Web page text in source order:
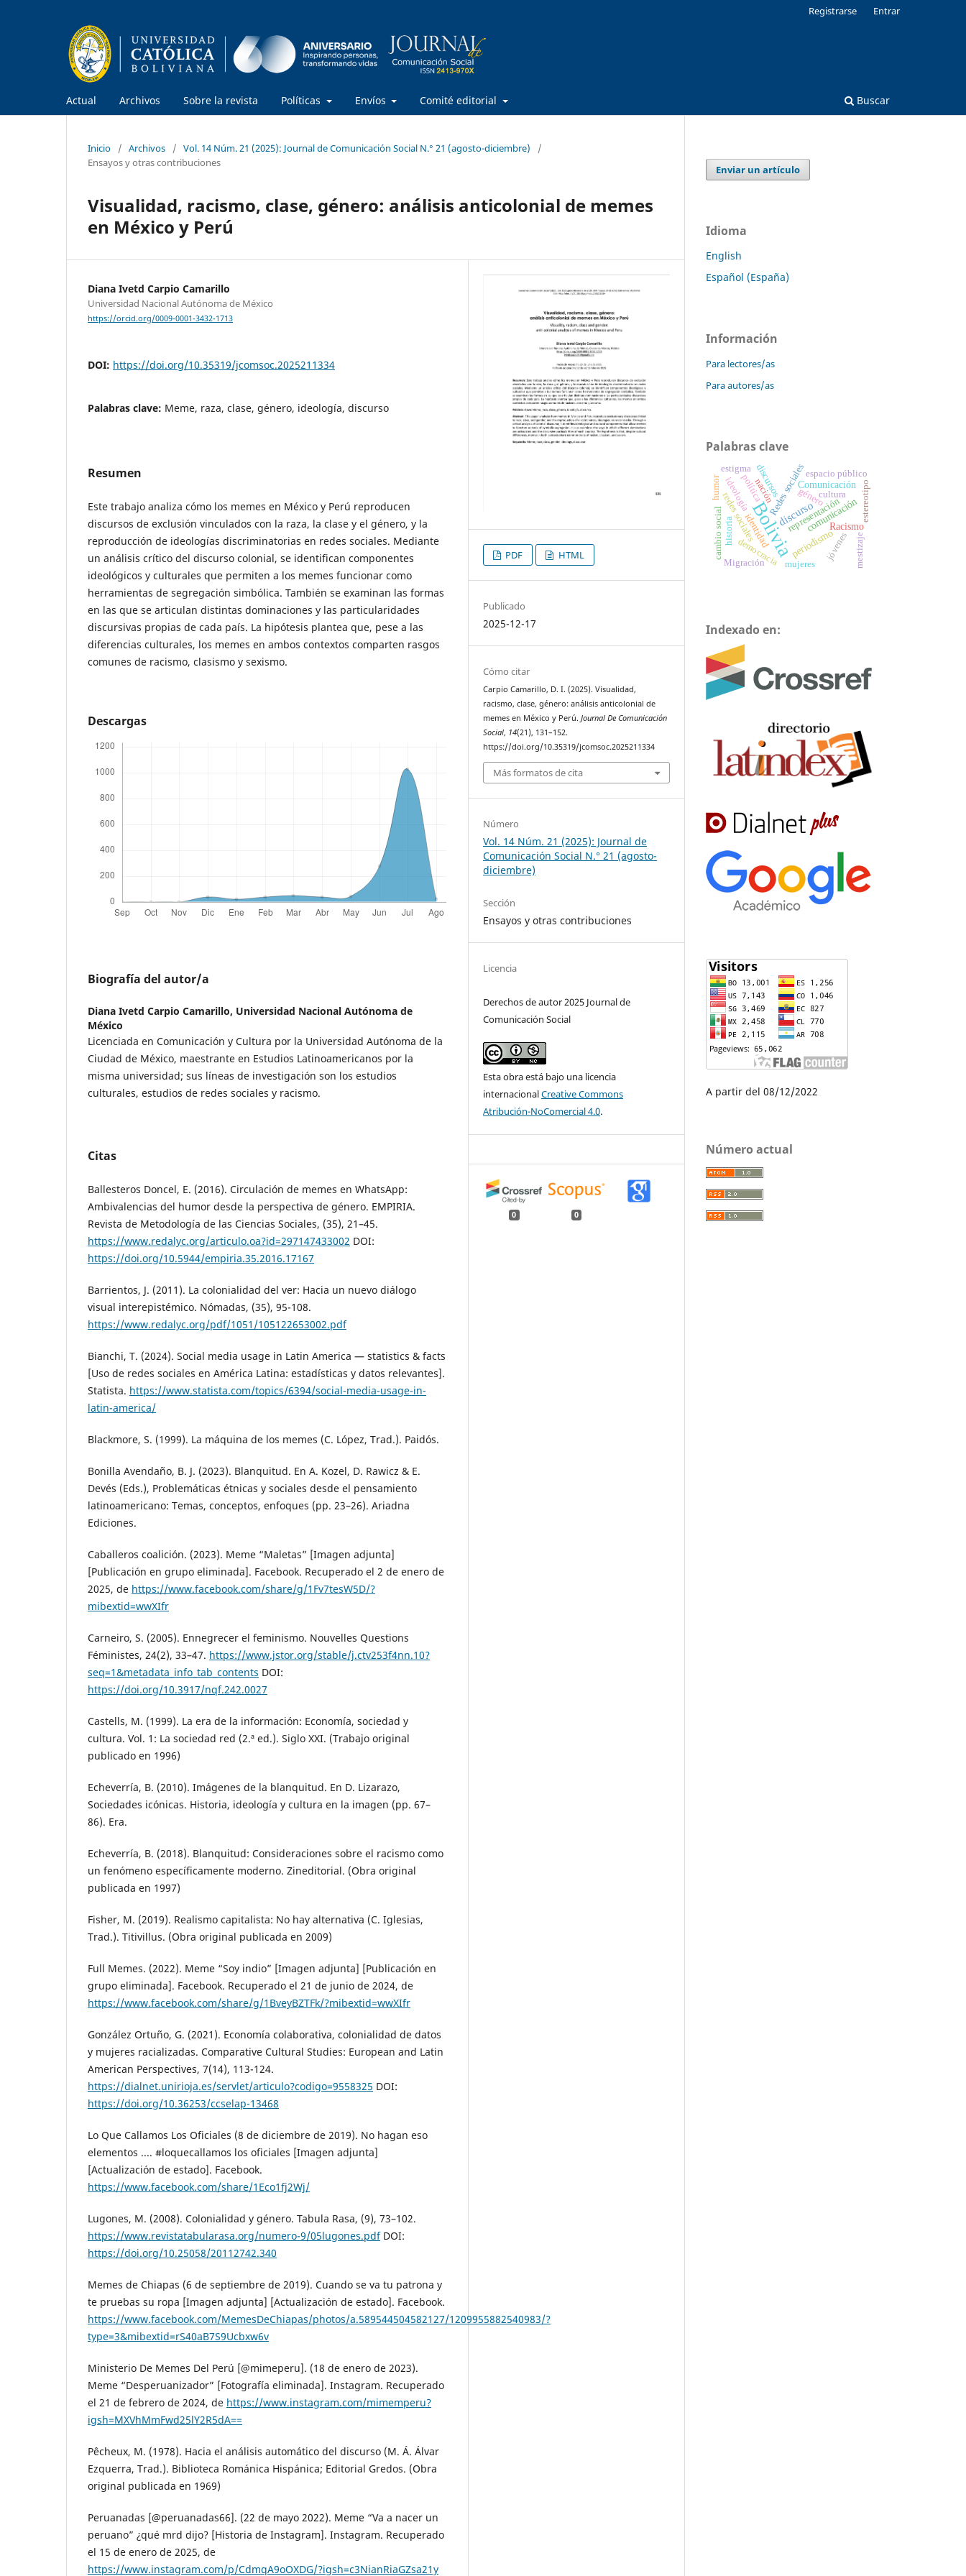
Actual Archivos Sobre la revista Políticas Envíos Comité editorial Buscar
Registrarse Entrar
Inicio / Archivos / Vol. 14 Núm. 21 (2025): Journal de Comunicación Social N.° 21 (agosto-diciembre)
/
Ensayos y otras contribuciones
Visualidad, racismo, clase, género: análisis anticolonial de memes
en México y Perú
Diana Ivetd Carpio Camarillo
Universidad Nacional Autónoma de México
https://orcid.org/0009-0001-3432-1713
DOI: https://doi.org/10.35319/jcomsoc.2025211334
Palabras clave: Meme, raza, clase, género, ideología, discurso
Resumen
Este trabajo analiza cómo los memes en México y Perú reproducen
discursos de exclusión vinculados con la raza, la clase y el género, y la
reproducción de ideologías discriminatorias en redes sociales. Mediante
un análisis crítico del discurso colonial, se identifican componentes
ideológicos y culturales que permiten a los memes funcionar como
herramientas de segregación simbólica. También se examinan las formas
en las que se articulan distintas dominaciones y las particularidades
discursivas propias de cada país. La hipótesis plantea que, pese a las
diferencias culturales, los memes en ambos contextos comparten rasgos
comunes de racismo, clasismo y sexismo.
Descargas
Biografía del autor/a
Diana Ivetd Carpio Camarillo, Universidad Nacional Autónoma de
México
Licenciada en Comunicación y Cultura por la Universidad Autónoma de la
Ciudad de México, maestrante en Estudios Latinoamericanos por la
misma universidad; sus líneas de investigación son los estudios
culturales, estudios de redes sociales y racismo.
Citas
Ballesteros Doncel, E. (2016). Circulación de memes en WhatsApp:
Ambivalencias del humor desde la perspectiva de género. EMPIRIA.
Revista de Metodología de las Ciencias Sociales, (35), 21–45.
https://www.redalyc.org/articulo.oa?id=297147433002 DOI:
https://doi.org/10.5944/empiria.35.2016.17167
Barrientos, J. (2011). La colonialidad del ver: Hacia un nuevo diálogo
visual interepistémico. Nómadas, (35), 95-108.
https://www.redalyc.org/pdf/1051/105122653002.pdf
Bianchi, T. (2024). Social media usage in Latin America — statistics & facts
[Uso de redes sociales en América Latina: estadísticas y datos relevantes].
Statista. https://www.statista.com/topics/6394/social-media-usage-in-
latin-america/
Blackmore, S. (1999). La máquina de los memes (C. López, Trad.). Paidós.
Bonilla Avendaño, B. J. (2023). Blanquitud. En A. Kozel, D. Rawicz & E.
Devés (Eds.), Problemáticas étnicas y sociales desde el pensamiento
latinoamericano: Temas, conceptos, enfoques (pp. 23–26). Ariadna
Ediciones.
Caballeros coalición. (2023). Meme “Maletas” [Imagen adjunta]
[Publicación en grupo eliminada]. Facebook. Recuperado el 2 de enero de
2025, de https://www.facebook.com/share/g/1Fv7tesW5D/?
mibextid=wwXIfr
Carneiro, S. (2005). Ennegrecer el feminismo. Nouvelles Questions
Féministes, 24(2), 33–47. https://www.jstor.org/stable/j.ctv253f4nn.10?
seq=1&metadata_info_tab_contents DOI:
https://doi.org/10.3917/nqf.242.0027
Castells, M. (1999). La era de la información: Economía, sociedad y
cultura. Vol. 1: La sociedad red (2.ª ed.). Siglo XXI. (Trabajo original
publicado en 1996)
Echeverría, B. (2010). Imágenes de la blanquitud. En D. Lizarazo,
Sociedades icónicas. Historia, ideología y cultura en la imagen (pp. 67–
86). Era.
Echeverría, B. (2018). Blanquitud: Consideraciones sobre el racismo como
un fenómeno específicamente moderno. Zineditorial. (Obra original
publicada en 1997)
Fisher, M. (2019). Realismo capitalista: No hay alternativa (C. Iglesias,
Trad.). Titivillus. (Obra original publicada en 2009)
Full Memes. (2022). Meme “Soy indio” [Imagen adjunta] [Publicación en
grupo eliminada]. Facebook. Recuperado el 21 de junio de 2024, de
https://www.facebook.com/share/g/1BveyBZTFk/?mibextid=wwXIfr
González Ortuño, G. (2021). Economía colaborativa, colonialidad de datos
y mujeres racializadas. Comparative Cultural Studies: European and Latin
American Perspectives, 7(14), 113-124.
https://dialnet.unirioja.es/servlet/articulo?codigo=9558325 DOI:
https://doi.org/10.36253/ccselap-13468
Lo Que Callamos Los Oficiales (8 de diciembre de 2019). No hagan eso
elementos .... #loquecallamos los oficiales [Imagen adjunta]
[Actualización de estado]. Facebook.
https://www.facebook.com/share/1Eco1fj2Wj/
Lugones, M. (2008). Colonialidad y género. Tabula Rasa, (9), 73–102.
https://www.revistatabularasa.org/numero-9/05lugones.pdfDOI:
https://doi.org/10.25058/20112742.340
Memes de Chiapas (6 de septiembre de 2019). Cuando se va tu patrona y
te pruebas su ropa [Imagen adjunta] [Actualización de estado]. Facebook.
https://www.facebook.com/MemesDeChiapas/photos/a.589544504582127/1209955882540983/?
type=3&mibextid=rS40aB7S9Ucbxw6v
Ministerio De Memes Del Perú [@mimeperu]. (18 de enero de 2023).
Meme “Desperuanizador” [Fotografía eliminada]. Instagram. Recuperado
el 21 de febrero de 2024, de https://www.instagram.com/mimemperu?
igsh=MXVhMmFwd25lY2R5dA==
Pêcheux, M. (1978). Hacia el análisis automático del discurso (M. Á. Álvar
Ezquerra, Trad.). Biblioteca Románica Hispánica; Editorial Gredos. (Obra
original publicada en 1969)
Peruanadas [@peruanadas66]. (22 de mayo 2022). Meme “Va a nacer un
peruano” ¿qué mrd dijo? [Historia de Instagram]. Instagram. Recuperado
el 15 de enero de 2025, de
https://www.instagram.com/p/CdmqA9oOXDG/?igsh=c3NianRiaGZsa21y
PDF HTML
Publicado
2025-12-17
Cómo citar
Carpio Camarillo, D. I. (2025). Visualidad,
racismo, clase, género: análisis anticolonial de
memes en México y Perú.Journal De Comunicación
Social, 14(21), 131–152.
https://doi.org/10.35319/jcomsoc.2025211334
Más formatos de cita
Número
Vol. 14 Núm. 21 (2025): Journal de
Comunicación Social N.° 21 (agosto-
diciembre)
Sección
Ensayos y otras contribuciones
Licencia
Derechos de autor 2025 Journal de
Comunicación Social
Esta obra está bajo una licencia
internacionalCreative Commons
Atribución-NoComercial 4.0.
0 0
Enviar un artículo
Idioma
English
Español (España)
Información
Para lectores/as
Para autores/as
Palabras clave
Boliviadiscursocomunicación
periodismo
Racismo
representación
Redes socialesgénero
Comunicación
identidad
discursos
redes sociales estereotipo
nación
jóvenes
espacio público
política cultura
democracia
historia
estigma
cambio social
Migración
humor
mestizaje
ideología
mujeres
Indexado en:
A partir del 08/12/2022
Número actual